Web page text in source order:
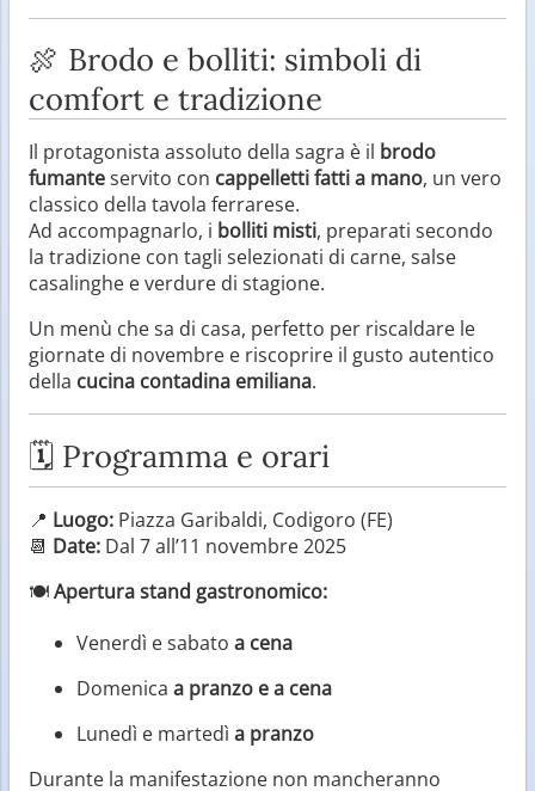
🍖 Brodo e bolliti: simboli di
comfort e tradizione
Il protagonista assoluto della sagra è il brodo
fumanteservito con cappelletti fatti a mano, un vero
classico della tavola ferrarese.
Ad accompagnarlo, i bolliti misti, preparati secondo
la tradizione con tagli selezionati di carne, salse
casalinghe e verdure di stagione.
Un menù che sa di casa, perfetto per riscaldare le
giornate di novembre e riscoprire il gusto autentico
della cucina contadina emiliana.
🗓️ Programma e orari
📍 Luogo: Piazza Garibaldi, Codigoro (FE)
📆 Date: Dal 7 all’11 novembre 2025
🍽️Apertura stand gastronomico:
Venerdì e sabato a cena
Domenica a pranzo e a cena
Lunedì e martedì a pranzo
Durante la manifestazione non mancheranno